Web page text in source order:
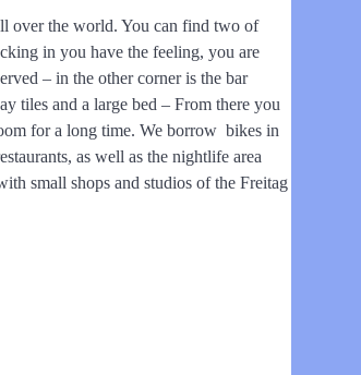
over the world. You can find two of
in you have the feeling, you are
– in the other corner is the bar
tiles and a large bed – From there you
for a long time. We borrow bikes in
as well as the nightlife area
small shops and studios of the Freitag